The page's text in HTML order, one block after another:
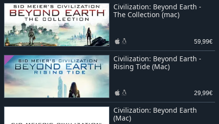
Civilization: Beyond Earth -
The Collection (mac)
59,99€
Civilization: Beyond Earth -
Rising Tide (Mac)
29,99€
Civilization: Beyond Earth
(Mac)